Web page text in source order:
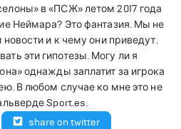
в «ПСЖ» летом 2017 года
Неймара? Это фантазия. Мы не
новости и к чему они приведут.
эти гипотезы. Могу ли я
однажды заплатит за игрока
В любом случае ко мне это не
Sport.es.
share on twitter